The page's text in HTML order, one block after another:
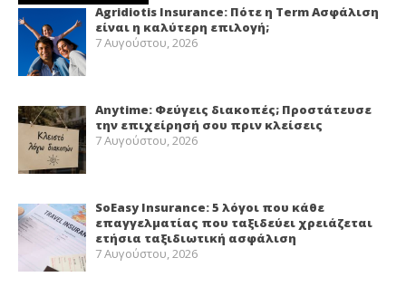
Agridiotis Insurance: Πότε η Term Ασφάλιση
είναι η καλύτερη επιλογή;
7 Αυγούστου, 2026
Anytime: Φεύγεις διακοπές; Προστάτευσε
την επιχείρησή σου πριν κλείσεις
7 Αυγούστου, 2026
SoEasy Insurance: 5 λόγοι που κάθε
επαγγελματίας που ταξιδεύει χρειάζεται
ετήσια ταξιδιωτική ασφάλιση
7 Αυγούστου, 2026